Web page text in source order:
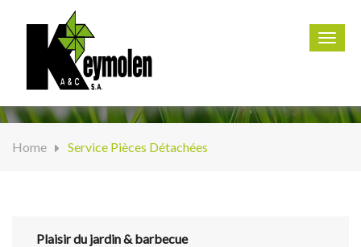
067 67 00 09
Home Service Pièces Détachées
Plaisir du jardin & barbecue